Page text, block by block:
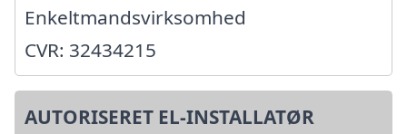
Enkeltmandsvirksomhed
CVR: 32434215
AUTORISERET EL-INSTALLATØR